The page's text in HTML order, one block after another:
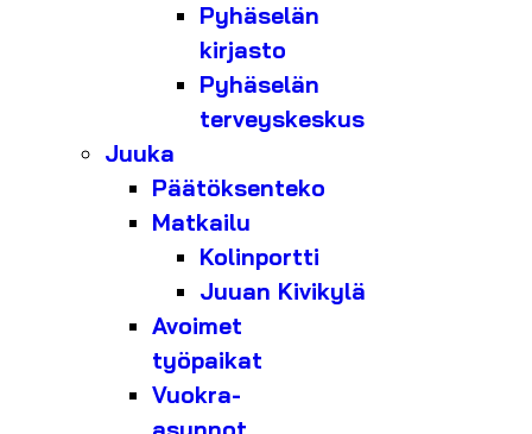
Pyhäselän
kirjasto
Pyhäselän
terveyskeskus
Juuka
Päätöksenteko
Matkailu
Kolinportti
Juuan Kivikylä
Avoimet
työpaikat
Vuokra-